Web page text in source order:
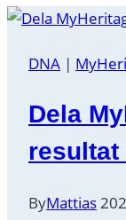
DNA |
Dela
resultat
ByMattias